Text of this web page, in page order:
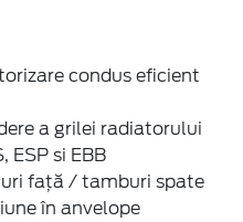
condus eficient
a grilei radiatorului
ESP si EBB
față / tamburi spate
în anvelope